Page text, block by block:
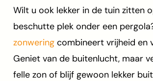
Wilt u ook lekker in de tuin zitten
beschutte plek onder een
zonweringcombineert vrijheid en
Geniet van de buitenlucht, maar
felle zon of blijf gewoon lekker